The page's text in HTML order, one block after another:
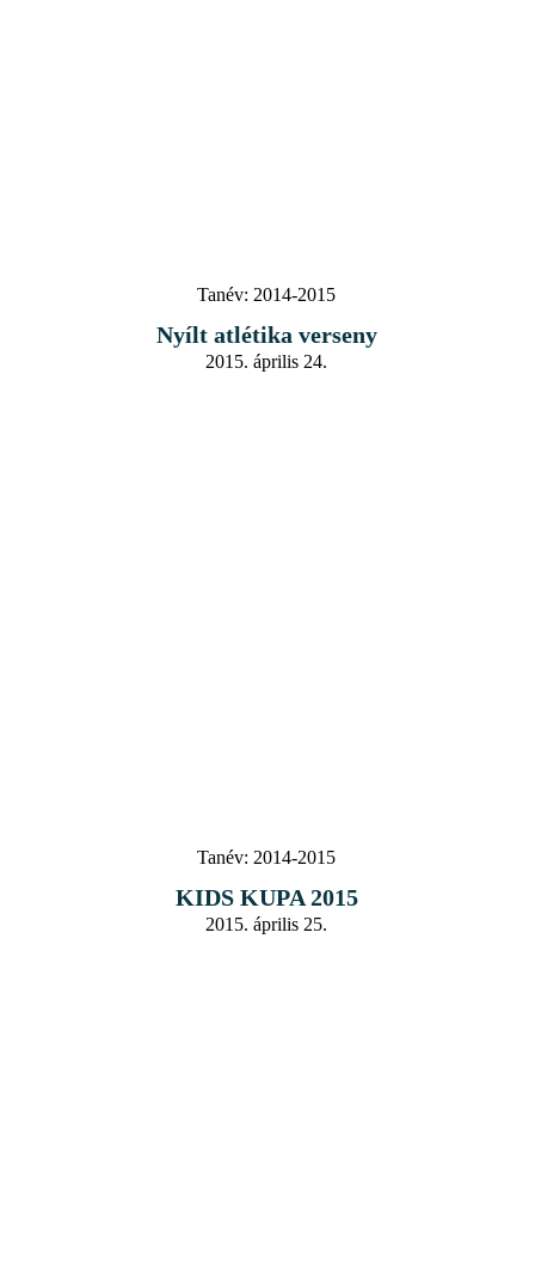
Tanév: 2014-2015
Nyílt atlétika verseny
2015. április 24.
Tanév: 2014-2015
KIDS KUPA 2015
2015. április 25.